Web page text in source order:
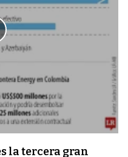
la tercera gran